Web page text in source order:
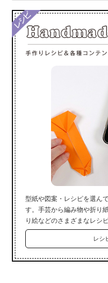
型紙や図案・レシピを選ん
す。手芸から編み物や折り
り絵などのさまざまなレシ
レシ